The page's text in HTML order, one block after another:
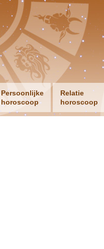
Persoonlijke
horoscoop
Relatie
horoscoop